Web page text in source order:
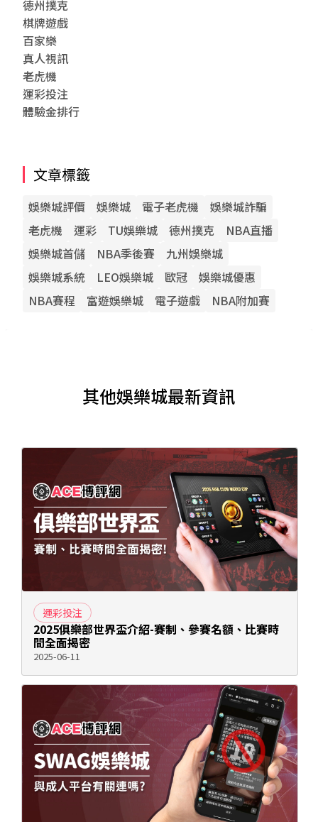
德州撲克
棋牌遊戲
百家樂
真人視訊
老虎機
運彩投注
體驗金排行
文章標籤
娛樂城評價 娛樂城 電子老虎機
娛樂城詐騙
老虎機
運彩 TU娛樂城 德州撲克
NBA直播
娛樂城首儲
NBA季後賽
九州娛樂城
娛樂城系統
LEO娛樂城 歐冠
娛樂城優惠
NBA賽程
富遊娛樂城 電子遊戲 NBA附加賽
其他娛樂城最新資訊
運彩投注
2025俱樂部世界盃介紹-賽制、參賽名額、比賽時
間全面揭密
2025-06-11